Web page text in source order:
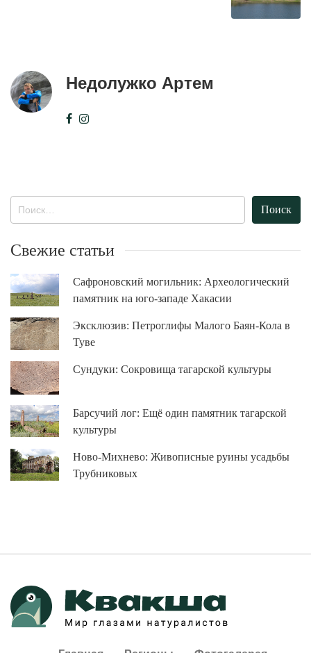
Недолужко Артем
Свежие статьи
Сафроновский могильник: Археологический
памятник на юго-западе Хакасии
Эксклюзив: Петроглифы Малого Баян-Кола в
Туве
Сундуки: Сокровища тагарской культуры
Барсучий лог: Ещё один памятник тагарской
культуры
Ново-Михнево: Живописные руины усадьбы
Трубниковых